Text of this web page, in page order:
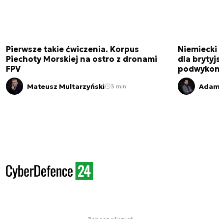
Pierwsze takie ćwiczenia. Korpus
Piechoty Morskiej na ostro z dronami
FPV
Mateusz Multarzyński 3 min.
dla